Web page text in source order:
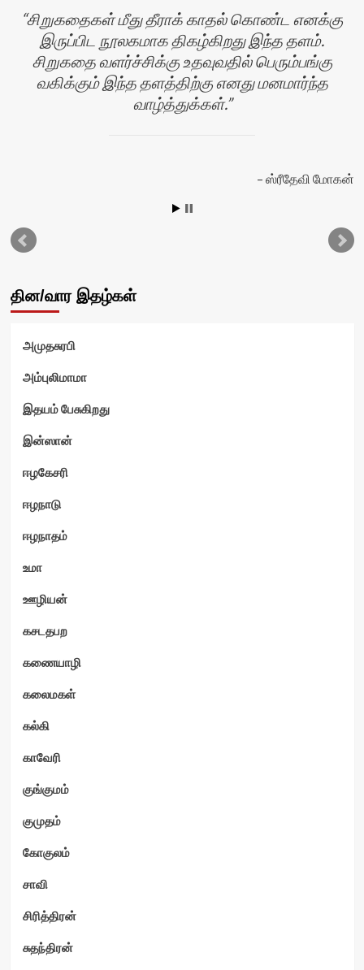
சிறுகதைகள் மீது தீராக் காதல் கொண்ட எனக்கு
இருப்பிட நூலகமாக திகழ்கிறது இந்த தளம்.
சிறுகதை வளர்ச்சிக்கு உதவுவதில் பெரும்பங்கு
வகிக்கும் இந்த தளத்திற்கு எனது மனமார்ந்த
வாழ்த்துக்கள்.
ஸ்ரீதேவி மோகன்
தின/வார இதழ்கள்
அமுதசுரபி
அம்புலிமாமா
இதயம் பேசுகிறது
இன்ஸான்
ஈழகேசரி
ஈழநாடு
ஈழநாதம்
உமா
ஊழியன்
கசடதபற
கணையாழி
கலைமகள்
கல்கி
காவேரி
குங்குமம்
குமுதம்
கோகுலம்
சாவி
சிரித்திரன்
சுதந்திரன்